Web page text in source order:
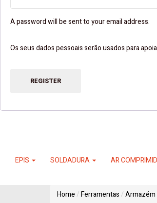
A password will be sent to your email address.
Os seus dados pessoais serão usados ​​para
REGISTER
EPIS
SOLDADURA AR
Home Ferramentas Armazém